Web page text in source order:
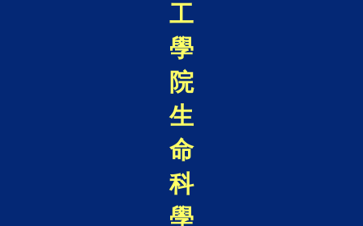
工
學
院
生
命
科
學